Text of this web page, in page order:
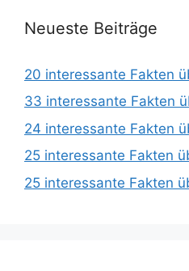
Neueste Beiträge
20 interessante Fakten
33 interessante Fakten
24 interessante Fakten
25 interessante Fakten
25 interessante Fakten